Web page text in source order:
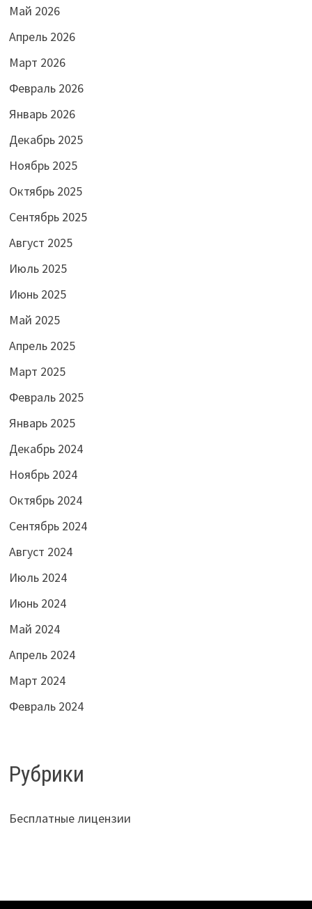
Май 2026
Апрель 2026
Март 2026
Февраль 2026
Январь 2026
Декабрь 2025
Ноябрь 2025
Октябрь 2025
Сентябрь 2025
Август 2025
Июль 2025
Июнь 2025
Май 2025
Апрель 2025
Март 2025
Февраль 2025
Январь 2025
Декабрь 2024
Ноябрь 2024
Октябрь 2024
Сентябрь 2024
Август 2024
Июль 2024
Июнь 2024
Май 2024
Апрель 2024
Март 2024
Февраль 2024
Рубрики
Бесплатные лицензии